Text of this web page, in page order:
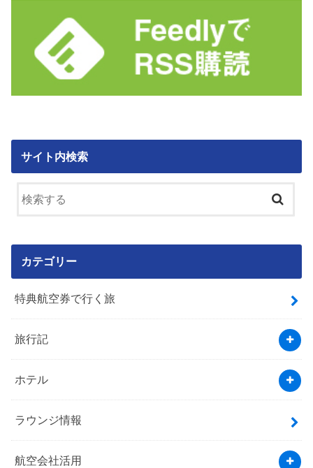
サイト内検索
カテゴリー
特典航空券で行く旅
旅行記
ホテル
ラウンジ情報
航空会社活用